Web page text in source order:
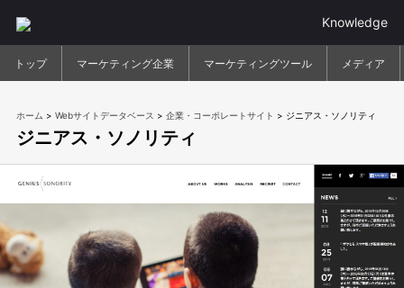
Knowledge
トップ マーケティング企業 マーケティングツール メディア
ホーム > Webサイトデータベース > 企業・コーポレートサイト > ジニアス・ソノリティ
ジニアス・ソノリティ